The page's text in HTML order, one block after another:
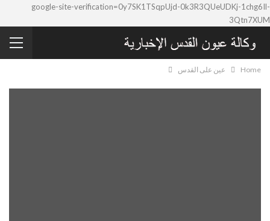
google-site-verification=0y7SK1TSqpUjd-0k3R3QUeUDKj-1chg6Il-
3Qtn7XUM
Home عين على القدس